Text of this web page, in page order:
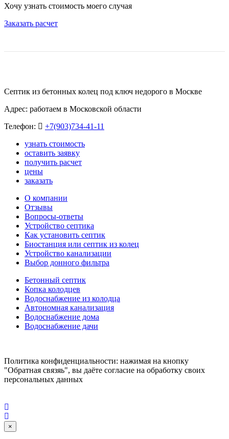
Хочу узнать стоимость моего случая
Заказать расчет
Септик из бетонных колец под ключ недорого в Москве
Адрес: работаем в Московской области
Телефон:
+7(903)734-41-11
узнать стоимость
оставить заявку
получить расчет
цены
заказать
О компании
Отзывы
Вопросы-ответы
Устройство септика
Как установить септик
Биостанция или септик из колец
Устройство канализации
Выбор донного фильтра
Бетонный септик
Копка колодцев
Водоснабжение из колодца
Автономная канализация
Водоснабжение дома
Водоснабжение дачи
Политика конфиденциальности: нажимая на кнопку
"Обратная связяь", вы даёте согласие на обработку своих
персональных данных
×